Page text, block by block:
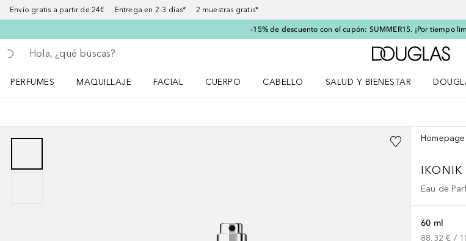
Envío gratis a partir de 24€ Entrega en 2-3 días* 2 muestras gratis*
-15% de descuento con el cupón: SUMMER15. ¡Por tiempo
Regresar
Ejecutar búsqueda
A
PERFUMES
MAQUILLAJE
FACIAL
CUERPO
CABELLO
SALUD Y BIENESTAR
Homepage
IKONIK
Eau de
60 ml
88,32 € /